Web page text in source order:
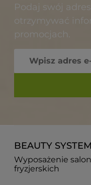
Podaj swój
otrzymywać
promocjach.
BEAUTY
Wyposażenie
fryzjerskich